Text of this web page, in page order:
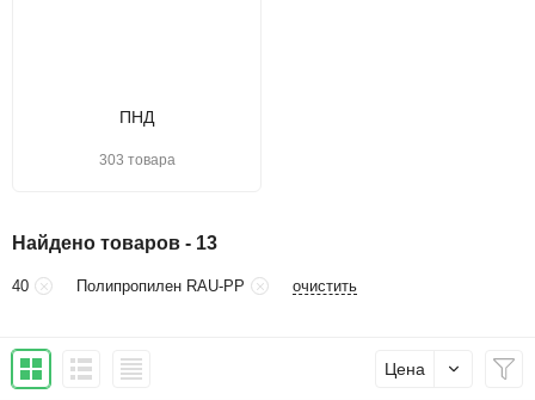
ПНД
303 товара
Найдено товаров - 13
40 Полипропилен RAU-PP очистить
Цена